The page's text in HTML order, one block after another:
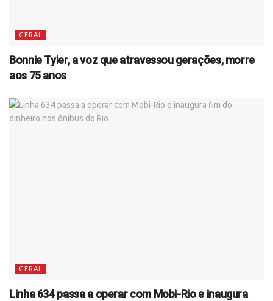
GERAL
Bonnie Tyler, a voz que atravessou gerações, morre
aos 75 anos
GERAL
Linha 634 passa a operar com Mobi-Rio e inaugura